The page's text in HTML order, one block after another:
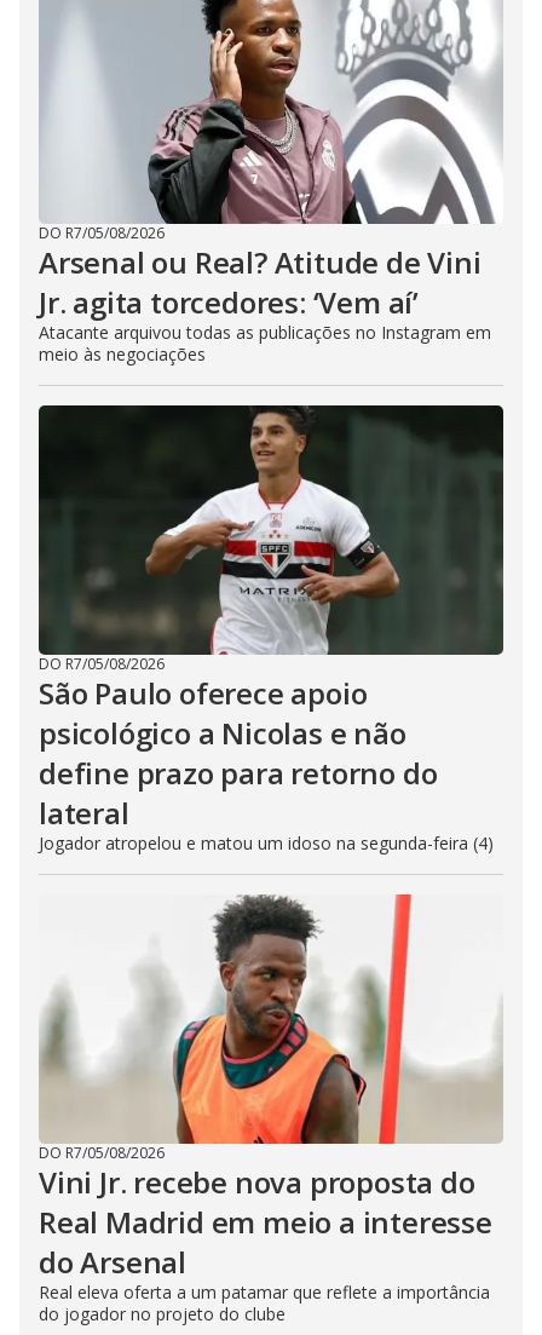
DO R7/05/08/2026
Arsenal ou Real? Atitude de Vini
Jr. agita torcedores: ‘Vem aí’
Atacante arquivou todas as publicações no Instagram em
meio às negociações
DO R7/05/08/2026
São Paulo oferece apoio
psicológico a Nicolas e não
define prazo para retorno do
lateral
Jogador atropelou e matou um idoso na segunda-feira (4)
DO R7/05/08/2026
Vini Jr. recebe nova proposta do
Real Madrid em meio a interesse
do Arsenal
Real eleva oferta a um patamar que reflete a importância
do jogador no projeto do clube